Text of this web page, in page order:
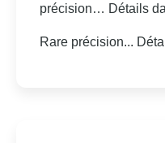
précision… Détails
Rare précision...